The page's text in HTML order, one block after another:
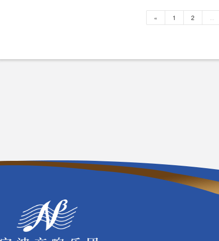
« 1 2